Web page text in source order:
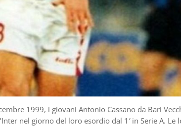
1999, i giovani Antonio Cassano da Bari
nel giorno del loro esordio dal 1′ in Serie A.